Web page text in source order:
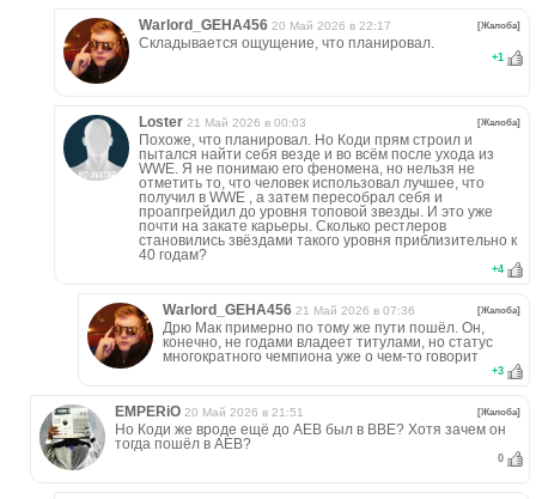
Warlord_GEHA456 20 Май 2026 в 22:17 [Жалоба]
Складывается ощущение, что планировал.
+1
Loster 21 Май 2026 в 00:03 [Жалоба]
Похоже, что планировал. Но Коди прям строил и
пытался найти себя везде и во всём после ухода из
WWE. Я не понимаю его феномена, но нельзя не
отметить то, что человек использовал лучшее, что
получил в WWE , а затем пересобрал себя и
проапгрейдил до уровня топовой звезды. И это уже
почти на закате карьеры. Сколько рестлеров
становились звёздами такого уровня приблизительно к
40 годам?
+4
Warlord_GEHA456 21 Май 2026 в 07:36 [Жалоба]
Дрю Мак примерно по тому же пути пошёл. Он,
конечно, не годами владеет титулами, но статус
многократного чемпиона уже о чем-то говорит
+3
EMPERiO 20 Май 2026 в 21:51 [Жалоба]
Но Коди же вроде ещё до АЕВ был в ВВЕ? Хотя зачем он
тогда пошёл в АЕВ?
0